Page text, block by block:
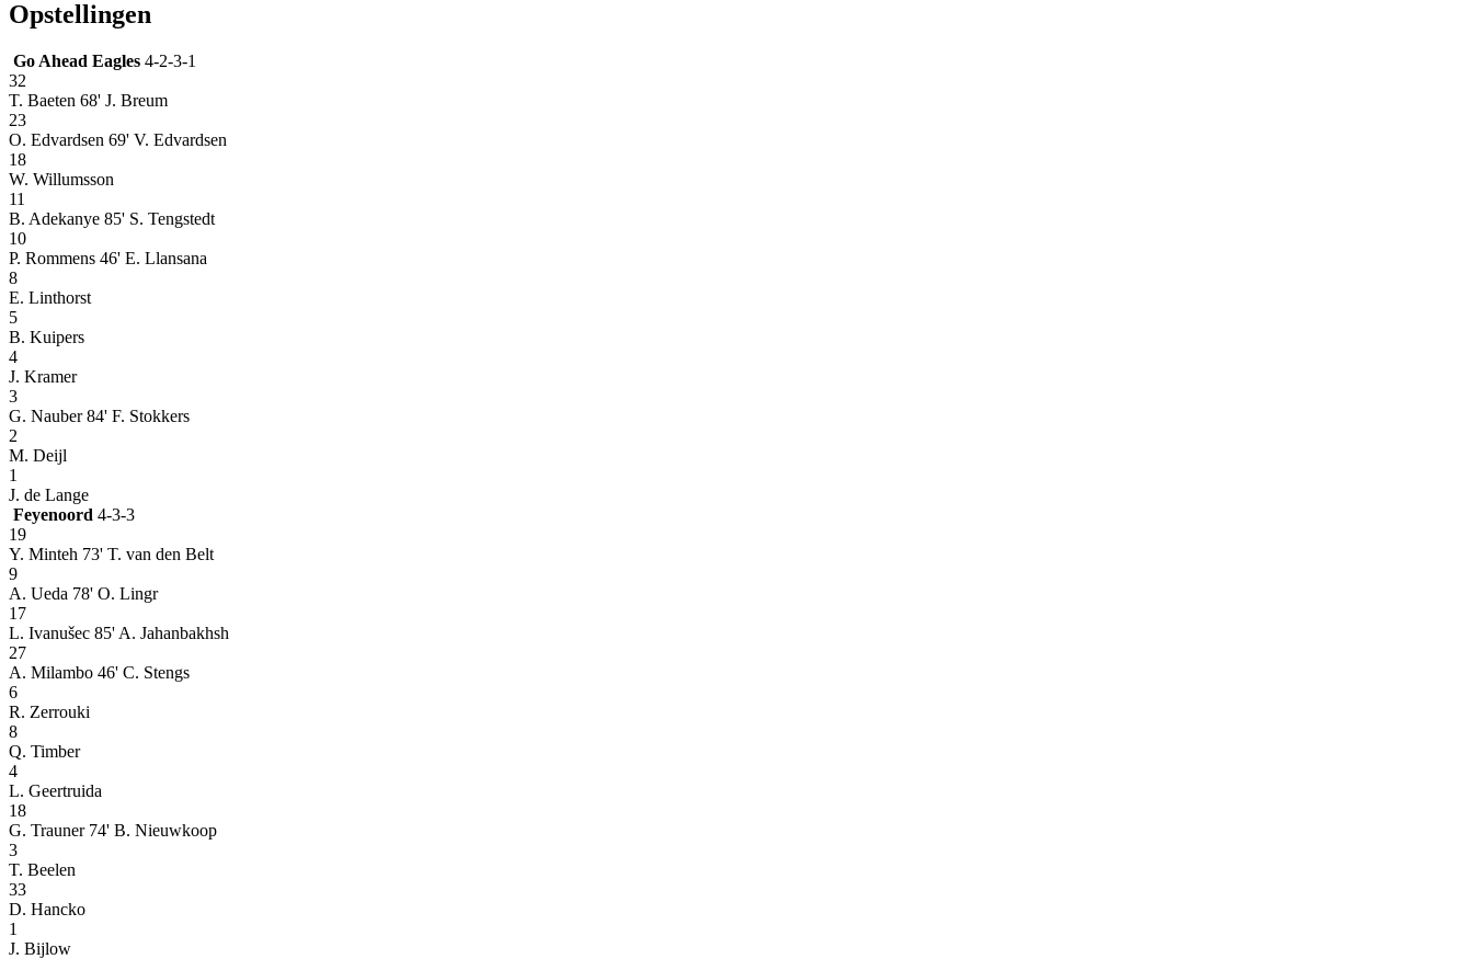
Opstellingen
Go Ahead Eagles 4-2-3-1
32
T. Baeten 68' J. Breum
23
O. Edvardsen 69' V. Edvardsen
18
W. Willumsson
11
B. Adekanye 85' S. Tengstedt
10
P. Rommens 46' E. Llansana
8
E. Linthorst
5
B. Kuipers
4
J. Kramer
3
G. Nauber 84' F. Stokkers
2
M. Deijl
1
J. de Lange
Feyenoord 4-3-3
19
Y. Minteh 73' T. van den Belt
9
A. Ueda 78' O. Lingr
17
L. Ivanušec 85' A. Jahanbakhsh
27
A. Milambo 46' C. Stengs
6
R. Zerrouki
8
Q. Timber
4
L. Geertruida
18
G. Trauner 74' B. Nieuwkoop
3
T. Beelen
33
D. Hancko
1
J. Bijlow